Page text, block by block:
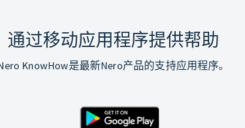
通过移动应用程序提供帮助
KnowHow是最新Nero产品的支持应用程序。